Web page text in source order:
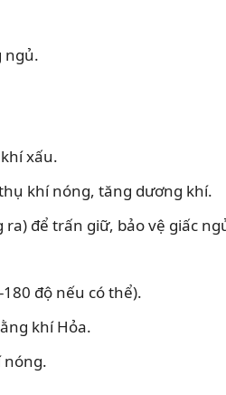
ngủ.
xấu.
khí nóng, tăng dương khí.
để trấn giữ, bảo vệ giấc
độ nếu có thể).
khí Hỏa.
nóng.